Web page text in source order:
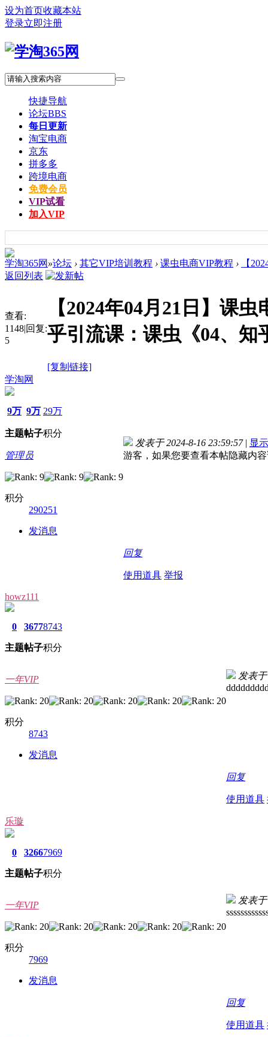
设为首页收藏本站
登录立即注册
快捷导航
论坛BBS
每日更新
淘宝电商
京东
拼多多
跨境电商
免费会员
VIP试看
加入VIP
学淘365网 »论坛 › 其它VIP培训教程 › 课虫电商VIP教程 ›
【
返回列表
查看:
1148|回复:
5
【2024年04月21日】课
乎引流课：课虫《04、知
[复制链接]
学淘网
9万
主题
9万
帖子
29万
积分
管理员
积分
290251
发消息
发表于 2024-8-16 23:59:57 | 显
游客，如果您要查看本帖隐藏内
回复
使用道具 举报
howz111
0
主题
3677
帖子
8743
积分
一年VIP
积分
8743
发消息
发表于
回复
使用道具
乐璇
0
主题
3266
帖子
7969
积分
一年VIP
积分
7969
发消息
发表于
回复
使用道具